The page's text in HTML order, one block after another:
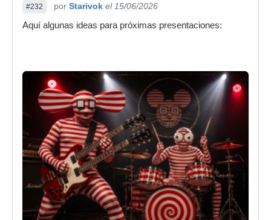
#232 por Starivok el 15/06/2026
Aquí algunas ideas para próximas presentaciones: